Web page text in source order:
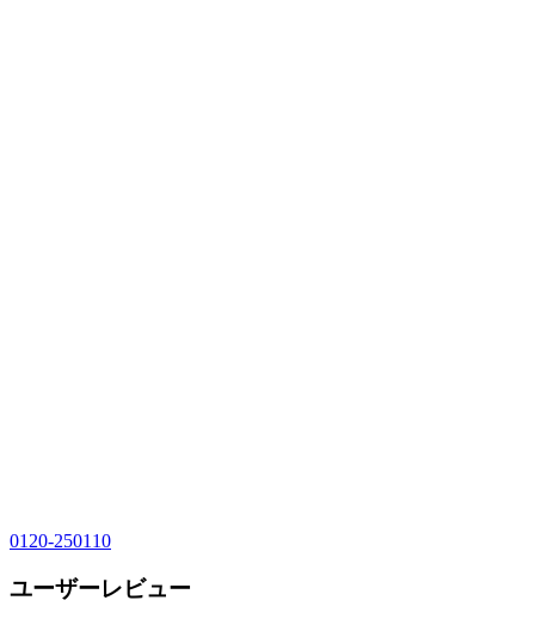
0120-250110
ユーザーレビュー